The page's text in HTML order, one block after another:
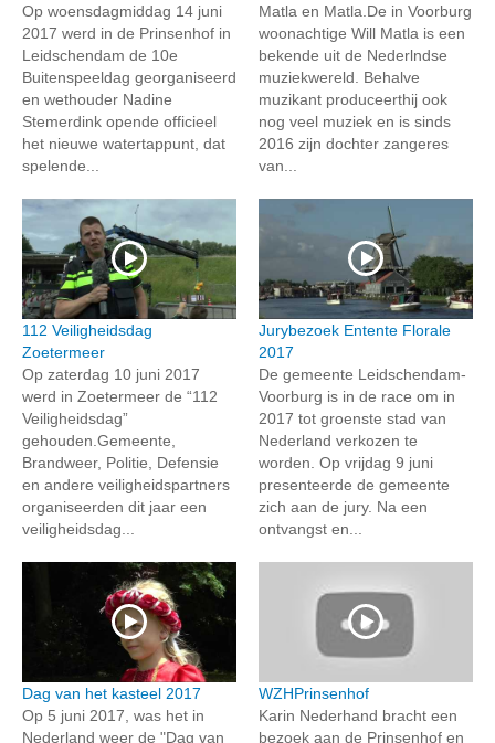
Op woensdagmiddag 14 juni
2017 werd in de Prinsenhof in
Leidschendam de 10e
Buitenspeeldag georganiseerd
en wethouder Nadine
Stemerdink opende officieel
het nieuwe watertappunt, dat
spelende...
Matla en Matla.De in Voorburg
woonachtige Will Matla is een
bekende uit de Nederlndse
muziekwereld. Behalve
muzikant produceerthij ook
nog veel muziek en is sinds
2016 zijn dochter zangeres
van...
112 Veiligheidsdag
Zoetermeer
Op zaterdag 10 juni 2017
werd in Zoetermeer de “112
Veiligheidsdag”
gehouden.Gemeente,
Brandweer, Politie, Defensie
en andere veiligheidspartners
organiseerden dit jaar een
veiligheidsdag...
Jurybezoek Entente Florale
2017
De gemeente Leidschendam-
Voorburg is in de race om in
2017 tot groenste stad van
Nederland verkozen te
worden. Op vrijdag 9 juni
presenteerde de gemeente
zich aan de jury. Na een
ontvangst en...
Dag van het kasteel 2017
Op 5 juni 2017, was het in
Nederland weer de "Dag van
WZHPrinsenhof
Karin Nederhand bracht een
bezoek aan de Prinsenhof en